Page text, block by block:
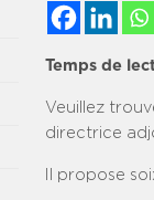
Temps de
Veuillez
directrice
Il propose